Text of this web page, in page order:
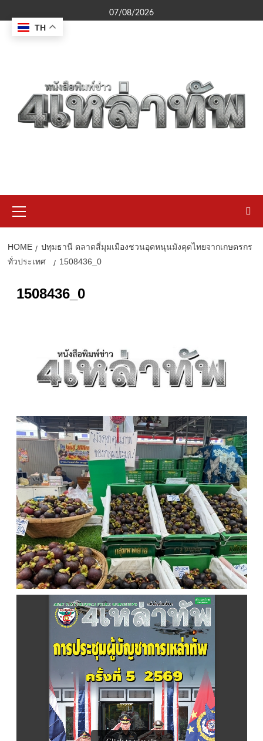
to
content
07/08/2026
Menu
HOME
ปทุมธานี ตลาดสี่มุมเมืองชวนอุดหนุนมังคุดไทยจากเกษตรกร
ทั่วประเทศ
1508436_0
1508436_0
TH